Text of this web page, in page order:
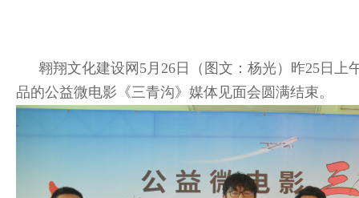
翱翔文化建设网5月26日（图文：杨光）昨25日
品的公益微电影《三青沟》 媒体见面会圆满结束。